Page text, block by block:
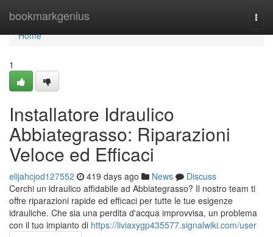
bookmarkgenius
Home
Home
1
Installatore Idraulico
Abbiategrasso: Riparazioni
Veloce ed Efficaci
elijahcjod127552 419 days ago News
Discuss
Cerchi un idraulico affidabile ad Abbiategrasso? Il nostro team ti
offre riparazioni rapide ed efficaci per tutte le tue esigenze
idrauliche. Che sia una perdita d'acqua improvvisa, un problema
con il tuo impianto di https://liviaxygp435577.signalwiki.com/user